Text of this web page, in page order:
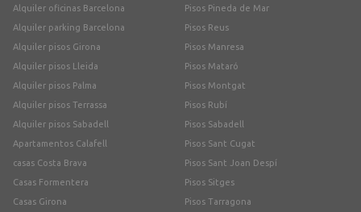
Alquiler oficinas Barcelona
Alquiler parking Barcelona
Alquiler pisos Girona
Alquiler pisos Lleida
Alquiler pisos Palma
Alquiler pisos Terrassa
Alquiler pisos Sabadell
Apartamentos Calafell
casas Costa Brava
Casas Formentera
Casas Girona
Pisos Pineda de Mar
Pisos Reus
Pisos Manresa
Pisos Mataró
Pisos Montgat
Pisos Rubí
Pisos Sabadell
Pisos Sant Cugat
Pisos Sant Joan Despí
Pisos Sitges
Pisos Tarragona